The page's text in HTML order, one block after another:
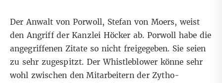
Der Anwalt von Porwoll, Stefan von Moers, weist
den Angriff der Kanzlei Höcker ab. Porwoll habe die
angegriffenen Zitate so nicht freigegeben. Sie seien
zu sehr zugespitzt. Der Whistleblower könne sehr
wohl zwischen den Mitarbeitern der Zytho-